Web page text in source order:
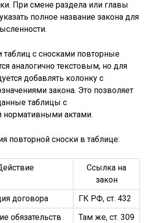
При смене раздела или главы
полное название закона для
таблиц с сносками повторные
аналогично текстовым, но для
добавлять колонку с
закона. Это позволяет
таблицы с
нормативными актами.
повторной сноски в таблице:
Ссылка на
закон
договора
ГК РФ, ст. 432
обязательств
Там же, ст. 309